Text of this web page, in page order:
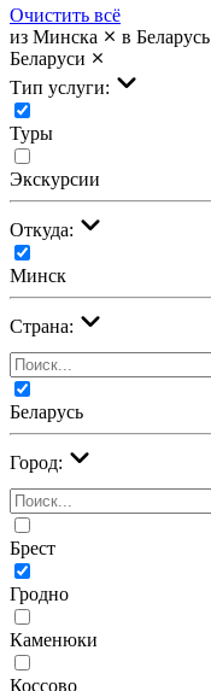
Очистить всё
из Минска
в Беларусь
Беларуси
Тип услуги:
Туры
Экскурсии
Откуда:
Минск
Страна:
Беларусь
Город:
Брест
Гродно
Каменюки
Коссово